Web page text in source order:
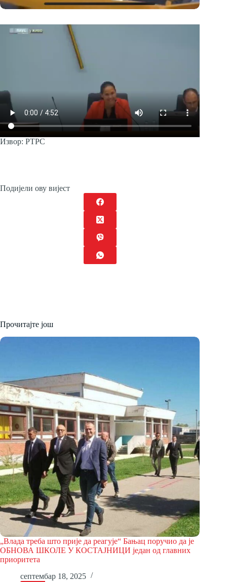
Извор: РТРС
Подијели ову вијест
Прочитајте још
„Влада треба што прије да реагује“ Бањац поручио да је
ОБНОВА ШКОЛЕ У КОСТАЈНИЦИ један од главних
приоритета
септембар 18, 2025